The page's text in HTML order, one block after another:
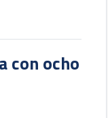
con ocho